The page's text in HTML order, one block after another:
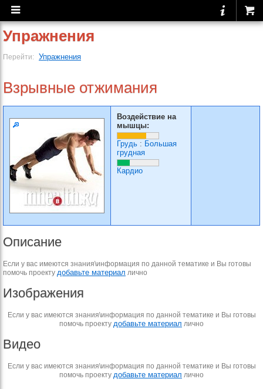
Упражнения
Перейти: Упражнения
Взрывные отжимания
Воздействие на
мышцы:
Грудь : Большая
грудная
Кардио
Описание
Если у вас имеются знания\информация по данной тематике и Вы готовы
помочь проекту добавьте материал лично
Изображения
Если у вас имеются знания\информация по данной тематике и Вы готовы
помочь проекту добавьте материал лично
Видео
Если у вас имеются знания\информация по данной тематике и Вы готовы
помочь проекту добавьте материал лично